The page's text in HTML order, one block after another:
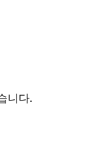
니다.